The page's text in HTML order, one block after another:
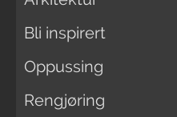
Bli inspirert
Oppussing
Rengjøring